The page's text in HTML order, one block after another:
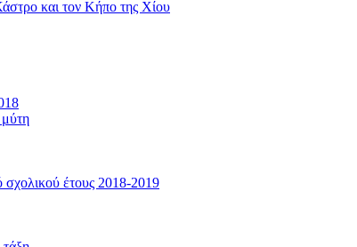
και τον Κήπο της Χίου
έτους 2018-2019